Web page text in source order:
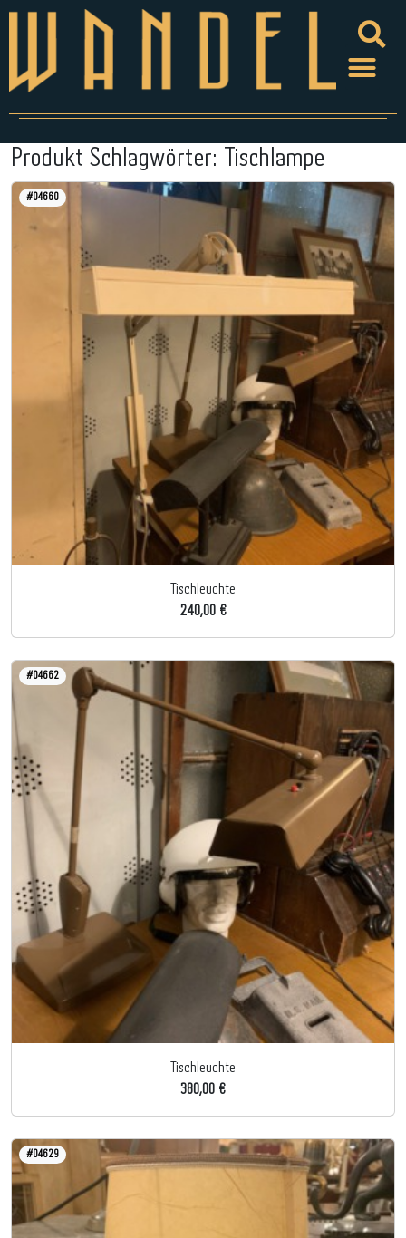
Produkt Schlagwörter: Tischlampe
#04660
Tischleuchte
240,00 €
#04662
Tischleuchte
380,00 €
#04629